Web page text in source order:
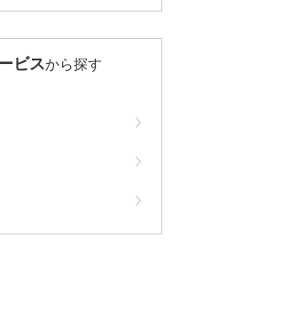
ビスから探す